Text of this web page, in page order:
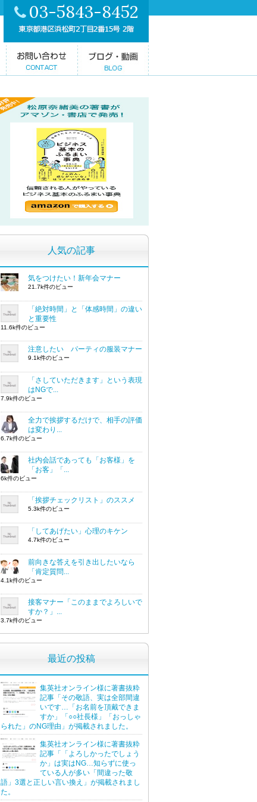
03-5843-8452
人気の記事
気をつけたい！新年会マナー
21.7k件のビュー
「絶対時間」と「体感時間」の違い
と重要性
11.6k件のビュー
注意したい パーティの服装マナー
9.1k件のビュー
「さしていただきます」という表現
はNGで...
7.9k件のビュー
全力で挨拶するだけで、相手の評価
は変わり...
6.7k件のビュー
社内会話であっても「お客様」を
「お客」「...
6k件のビュー
「挨拶チェックリスト」のススメ
5.3k件のビュー
「してあげたい」心理のキケン
4.7k件のビュー
前向きな答えを引き出したいなら
「肯定質問...
4.1k件のビュー
接客マナー「このままでよろしいで
すか？」...
3.7k件のビュー
最近の投稿
集英社オンライン様に著書抜粋
記事「その敬語、実は全部間違
いです…「お名前を頂戴できま
すか」「○○社長様」「おっしゃ
られた」のNG理由」が掲載されました。
集英社オンライン様に著書抜粋
記事「「よろしかったでしょう
か」は実はNG…知らずに使っ
ている人が多い「間違った敬
語」3選と正しい言い換え」が掲載されまし
た。